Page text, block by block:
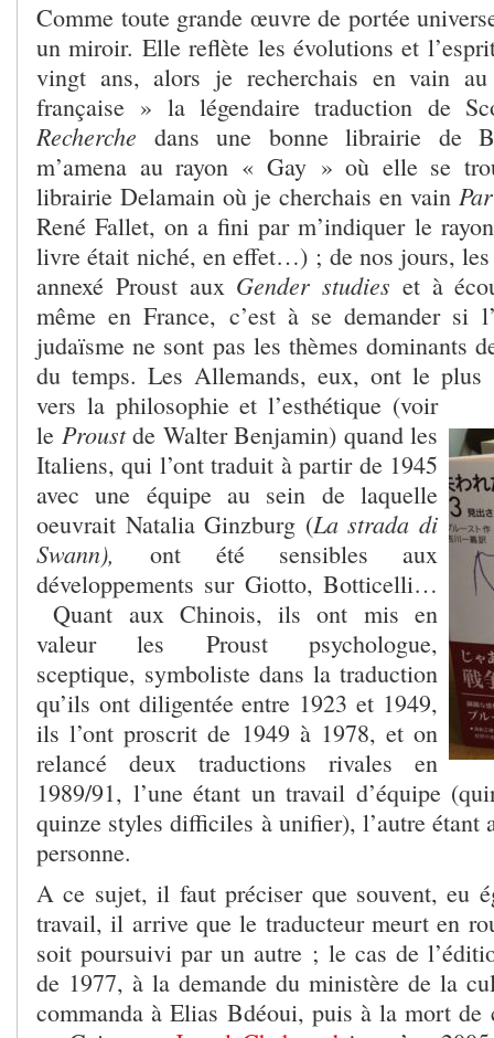
Comme toute grande œuvre de portée
un miroir. Elle reflète les évolutions et
vingt ans, alors je recherchais en vain
française » la légendaire traduction de
Recherche dans une bonne librairie de
m’amena au rayon « Gay » où elle se
librairie Delamain où je cherchais en vain
René Fallet, on a fini par m’indiquer le
livre était niché, en effet…) ; de nos jours, les
annexé Proust aux Gender studies et à
même en France, c’est à se demander si
judaïsme ne sont pas les thèmes dominants
du temps. Les Allemands, eux, ont le plus
vers la philosophie et l’esthétique (voir
le Proustde Walter Benjamin) quand les
Italiens, qui l’ont traduit à partir de 1945
avec une équipe au sein de laquelle
oeuvrait Natalia Ginzburg (La strada di
Swann),ont été sensibles aux
développements sur Giotto, Botticelli…
Quant aux Chinois, ils ont mis en
valeur les Proust psychologue,
sceptique, symboliste dans la traduction
qu’ils ont diligentée entre 1923 et 1949,
ils l’ont proscrit de 1949 à 1978, et on
relancé deux traductions rivales en
1989/91, l’une étant un travail d’équipe
quinze styles difficiles à unifier), l’autre étant
personne.
A ce sujet, il faut préciser que souvent, eu
travail, il arrive que le traducteur meurt en
soit poursuivi par un autre ; le cas de
de 1977, à la demande du ministère de la
commanda à Elias Bdéoui, puis à la mort